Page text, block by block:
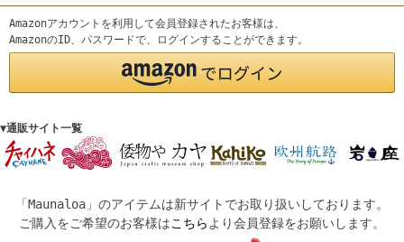
Amazonアカウントを利用して会員登録されたお客様は、
AmazonのID、パスワードで、ログインすることができます。
▼通販サイト一覧
「Maunaloa」のアイテムは新サイトでお取り扱いしております。
ご購入をご希望のお客様はこちら より会員登録をお願いします。